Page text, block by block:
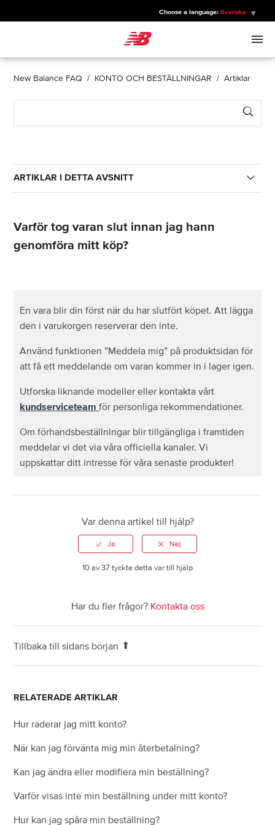
Choose a language: Svenska
MÄN
SPORTER
New Balance FAQ KONTO OCH BESTÄLLNINGAR Artiklar
ARTIKLAR I DETTA AVSNITT
postmeddelanden?
Hur hanterar jag mina data och min integritet?
Hur kan jag se min orderhistorik?
Var hittar jag mitt ordernummer?
Kan jag förhandsbeställa varor?
Vilka betalningsmetoder accepterar ni?
Delar ni mina personuppgifter med andra företag?
Varför tog varan slut innan jag hann
genomföra mitt köp?
En vara blir din först när du har slutfört köpet. Att lägga
den i varukorgen reserverar den inte.
Använd funktionen ”Meddela mig” på produktsidan för
att få ett meddelande om varan kommer in i lager igen.
Utforska liknande modeller eller kontakta vårt
kundserviceteam för personliga rekommendationer.
Om förhandsbeställningar blir tillgängliga i framtiden
meddelar vi det via våra officiella kanaler. Vi
uppskattar ditt intresse för våra senaste produkter!
Var denna artikel till hjälp?
10 av 37 tyckte detta var till hjälp
Har du fler frågor? Kontakta oss
Tillbaka till sidans början
RELATERADE ARTIKLAR
Hur raderar jag mitt konto?
När kan jag förvänta mig min återbetalning?
Kan jag ändra eller modifiera min beställning?
Varför visas inte min beställning under mitt konto?
Hur kan jag spåra min beställning?